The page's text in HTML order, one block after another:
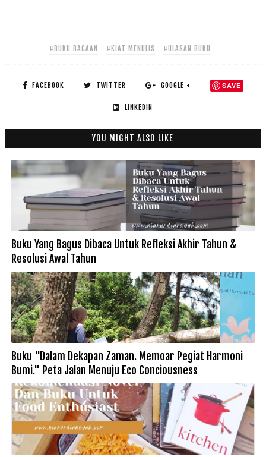
#BUKU BACAAN #KIAT MENULIS #ULASAN BUKU
FACEBOOK TWITTER GOOGLE + SAVE
LINKEDIN
YOU MIGHT ALSO LIKE
Buku Yang Bagus Dibaca Untuk Refleksi Akhir Tahun &
Resolusi Awal Tahun
Buku "Dalam Dekapan Zaman. Memoar Pegiat Harmoni
Bumi." Peta Jalan Menuju Eco Conciousness